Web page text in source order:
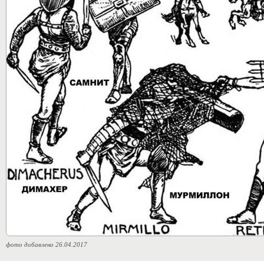
фото добавлено 26.04.2017